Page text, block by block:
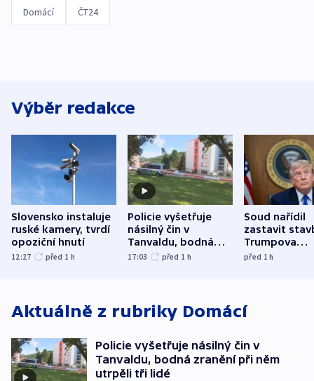
Domácí ČT24
Výběr redakce
Slovensko instaluje
ruské kamery, tvrdí
opoziční hnutí
12:27 před 1 h
Policie vyšetřuje
násilný čin v
Tanvaldu, bodná
zranění při něm
17:03 před 1 h
Soud nařídil
zastavit
Trumpova
tanečního
před 1h
Aktuálně z rubriky Domácí
Policie vyšetřuje násilný čin v
Tanvaldu, bodná zranění při něm
utrpěli tři lidé